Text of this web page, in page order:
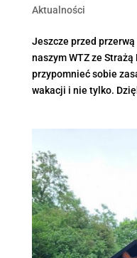
Aktualności
Jeszcze przed
naszym WTZ ze
przypomnieć sobie
wakacji i nie tylko.